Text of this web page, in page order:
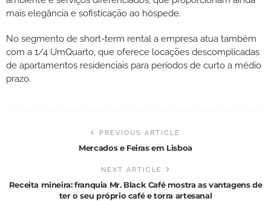
mais elegância e sofisticação ao hóspede.
No segmento de short-term rental a empresa atua também
com a 1/4 UmQuarto, que oferece locações descomplicadas
de apartamentos residenciais para períodos de curto a médio
prazo.
PREVIOUS ARTICLE
Mercados e Feiras em Lisboa
NEXT ARTICLE
Receita mineira: franquia Mr. Black Café mostra as vantagens de
ter o seu próprio café e torra artesanal